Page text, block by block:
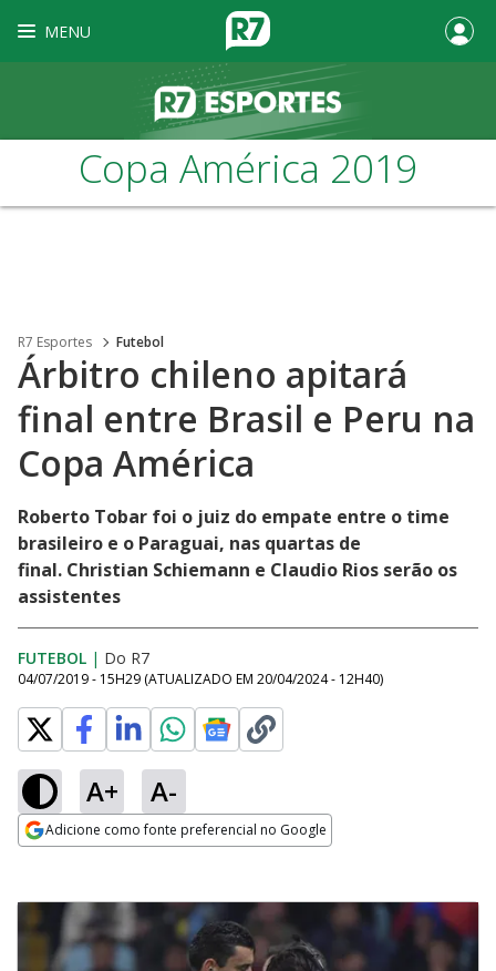
MENU
Copa América 2019
R7 Esportes Futebol
Árbitro chileno apitará
final entre Brasil e Peru na
Copa América
Roberto Tobar foi o juiz do empate entre o time
brasileiro e o Paraguai, nas quartas de
final. Christian Schiemann e Claudio Rios serão os
assistentes
FUTEBOL | Do R7
04/07/2019 - 15H29 (ATUALIZADO EM 20/04/2024 - 12H40)
A+ A-
Adicione como fonte preferencial no Google